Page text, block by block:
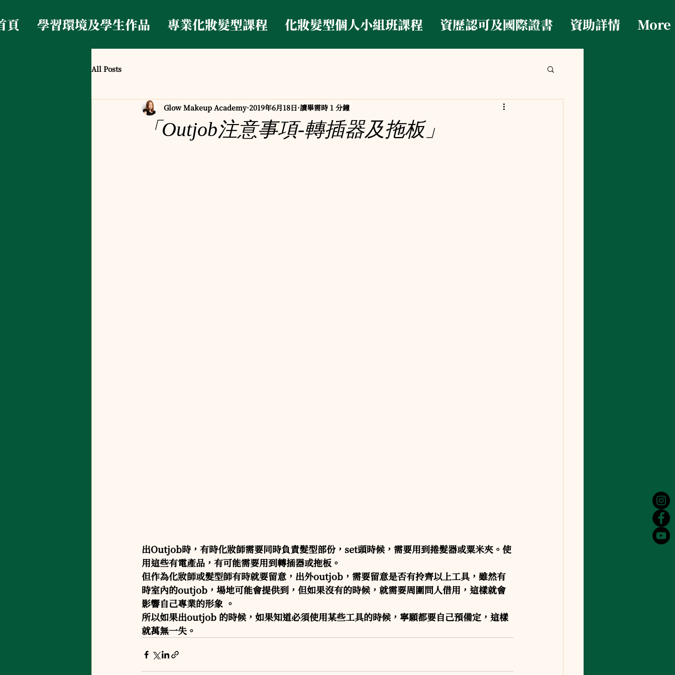
頁 學習環境及學生作品 專業化妝髮型課程 化妝髮型個人小組班課程 資歷認可及國際證書 資助詳情 More
All Posts
「Outjob注意事項-轉插器及拖板」
Glow Makeup Academy 2019年6月18日 讀畢需時 1 分鐘
出Outjob時，有時化妝師需要同時負責髮型部份，set頭時候，需要用到捲髮器或粟米夾。使
用這些有電產品，有可能需要用到轉插器或拖板。
但作為化妝師或髮型師有時就要留意，出外outjob，需要留意是否有拎齊以上工具，雖然有
時室內的outjob，場地可能會提供到，但如果沒有的時候，就需要周圍問人借用，這樣就會
影響自己專業的形象 。
所以如果出outjob 的時候，如果知道必須使用某些工具的時候，寧願都要自己預備定，這樣
就萬無一失。